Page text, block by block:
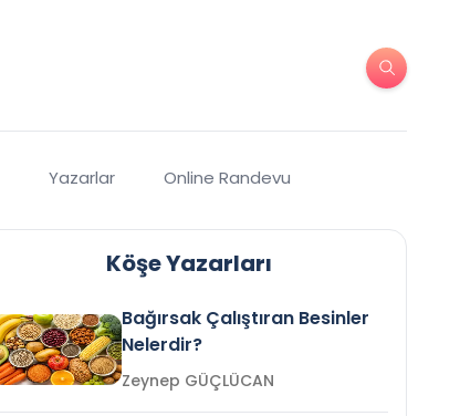
Yazarlar Online Randevu
Köşe Yazarları
Bağırsak Çalıştıran Besinler
Nelerdir?
Zeynep GÜÇLÜCAN